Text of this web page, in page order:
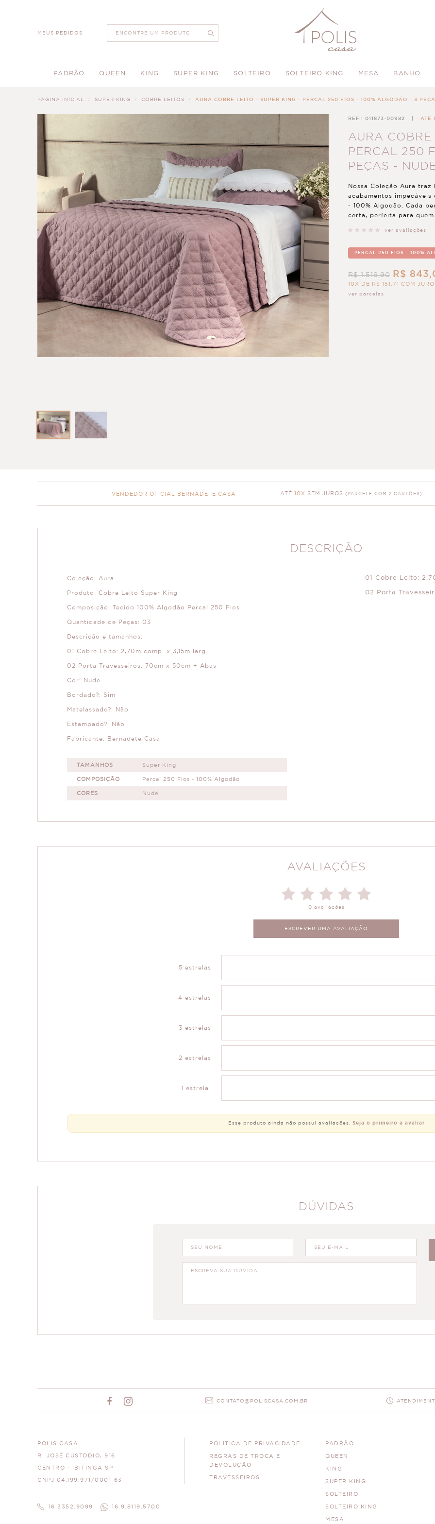
MEUS PEDIDOS
PADRÃO QUEEN KING SUPER KING SOLTEIRO SOLTEIRO KING MESA BANHO
PÁGINA INICIAL SUPER KING COBRE LEITOS AURA COBRE LEITO - SUPER KING - PERCAL 250 FIOS - 100% ALGODÃO - 3
REF.: 011873-00982 ATÉ
AURA
PERCAL 250
PEÇAS -
Nossa Coleção Aura
acabamentos
- 100% Algodão. Cada
certa, perfeita para
ver avaliações
PERCAL 250 FIOS - 100%
R$ 1.519,90 R$
10X DE R$ 151,71 COM
ver parcelas
VENDEDOR OFICIAL BERNADETE CASA ATÉ 10X SEM JUROS (PARCELE COM 2 CARTÕES)
DESCRIÇÃO
Coleção: Aura
Produto: Cobre Leito Super King
Composição: Tecido 100% Algodão Percal 250 Fios
Quantidade de Peças: 03
Descrição e tamanhos:
01 Cobre Leito: 2,70m comp. x 3,15m larg.
02 Porta Travesseiros: 70cm x 50cm + Abas
Cor: Nude
Bordado?: Sim
Matelassado?: Não
Estampado?: Não
Fabricante: Bernadete Casa
TAMANHOS Super King
COMPOSIÇÃO Percal 250 Fios - 100% Algodão
CORES Nude
01 Cobre Leito:
02 Porta
AVALIAÇÕES
0 avaliações
ESCREVER UMA AVALIAÇÃO
5 estrelas
4 estrelas
3 estrelas
2 estrelas
1 estrela
Esse produto ainda não possui avaliações. Seja o primeiro a avaliar
DÚVIDAS
CONTATO@POLISCASA.COM.BR
POLIS CASA
R. JOSÉ CUSTÓDIO, 916
CENTRO - IBITINGA SP
CNPJ 04.199.971/0001-63
16.3352.9099 16.9.8119.5700
POLÍTICA DE PRIVACIDADE
REGRAS DE TROCA E
DEVOLUÇÃO
TRAVESSEIROS
PADRÃO
QUEEN
KING
SUPER KING
SOLTEIRO
SOLTEIRO KING
MESA